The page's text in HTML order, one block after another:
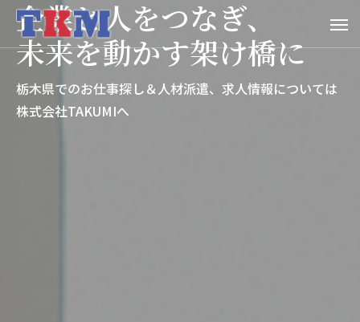
企業と人をつなぎ、
未来を動かす架け橋に
栃木県でのお仕事探し＆人材派遣、求人情報については
株式会社TAKUMIへ